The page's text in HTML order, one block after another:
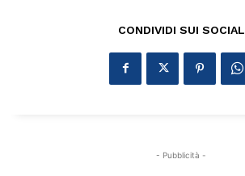
CONDIVIDI SUI SOCIAL
- Pubblicità -